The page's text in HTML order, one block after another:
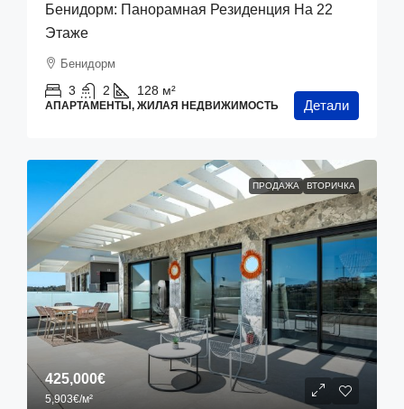
Бенидорм: Панорамная Резиденция На 22
Этаже
Бенидорм
3 2 128 м²
АПАРТАМЕНТЫ, ЖИЛАЯ НЕДВИЖИМОСТЬ Детали
ПРОДАЖА ВТОРИЧКА
425,000€
5,903€/м²